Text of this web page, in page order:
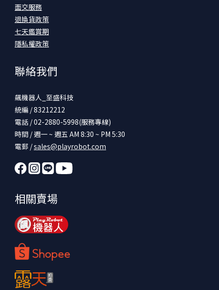
面交服務
退換貨政策
七天鑑賞期
隱私權政策
聯絡我們
飆機器人_至盛科技
統編 / 83212212
電話 / 02-2880-5998(服務專線)
時間 / 週一 ~ 週五 AM 8:30 ~ PM 5:30
電郵 /sales@playrobot.com
相關賣場